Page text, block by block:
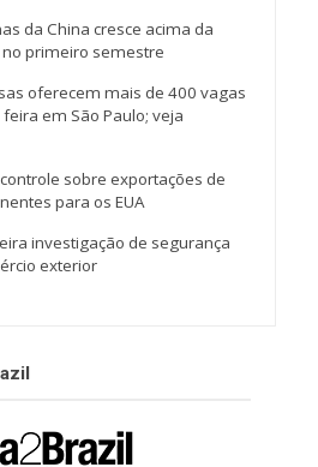
da China cresce acima da
primeiro semestre
oferecem mais de 400 vagas
em São Paulo; veja
sobre exportações de
para os EUA
investigação de segurança
exterior